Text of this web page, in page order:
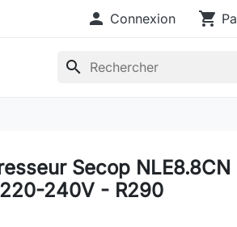
 Connexion shopping_cart
search
Secop NLE8.8CN
240V - R290